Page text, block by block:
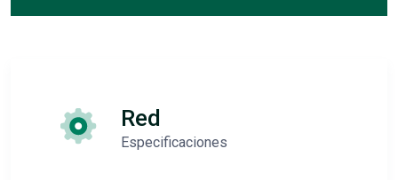
Red
Especificaciones